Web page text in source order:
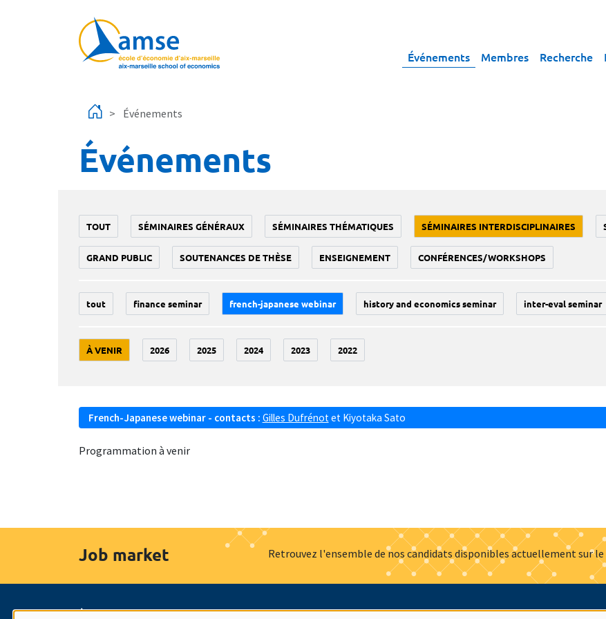
Événements Membres Recherche
Événements
Événements
TOUT SÉMINAIRES GÉNÉRAUX SÉMINAIRES THÉMATIQUES SÉMINAIRES INTERDISCIPLINAIRES
GRAND PUBLIC SOUTENANCES DE THÈSE ENSEIGNEMENT CONFÉRENCES/WORKSHOPS
tout finance seminar french-japanese webinar history and economics seminar inter-eval seminar
À VENIR 2026 2025 2024 2023 2022
French-Japanese webinar - contacts : Gilles Dufrénot et Kiyotaka Sato
Programmation à venir
Job market Retrouvez l'ensemble de nos candidats disponibles actuellement sur
À propos Nos engagements Hommage à Actualités Offres d'emploi Presse Mentions légales